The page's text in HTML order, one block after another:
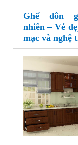
Ghế đôn
nhiên – Vẻ
mạc và nghệ